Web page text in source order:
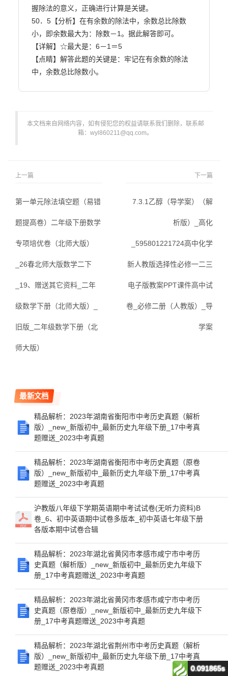
握除法的意义，正确进行计算是关键。
50．5【分析】在有余数的除法中，余数总比除数
小，即余数最大为：除数－1。据此解答即可。
【详解】☆最大是：6－1＝5
【点睛】解答此题的关键是：牢记在有余数的除法
中，余数总比除数小。
本文档来自网络内容，如有侵犯您的权益请联系我们删除，联系邮
箱：wyl860211@qq.com。
上一篇
第一单元除法填空题（易错
题提高卷）二年级下册数学
专项培优卷（北师大版）
_26春北师大版数学二下
_19、赠送其它资料_二年
级数学下册（北师大版）_
旧版_二年级数学下册（北
师大版）
下一篇
7.3.1乙醇（导学案）（解
析版）_高化
_595801221724高中化学
新人教版选择性必修一二三
电子版教案PPT课件高中试
卷_必修二册（人教版）_导
学案
最新文档
精品解析：2023年湖南省衡阳市中考历史真题（解析
版）_new_新版初中_最新历史九年级下册_17中考真
题赠送_2023中考真题
精品解析：2023年湖南省衡阳市中考历史真题（原卷
版）_new_新版初中_最新历史九年级下册_17中考真
题赠送_2023中考真题
沪教版八年级下学期英语期中考试试卷(无听力资料)B
卷_6、初中英语期中试卷多版本_初中英语七年级下册
各版本期中试卷合辑
精品解析：2023年湖北省黄冈市孝感市咸宁市中考历
史真题（解析版）_new_新版初中_最新历史九年级下
册_17中考真题赠送_2023中考真题
精品解析：2023年湖北省黄冈市孝感市咸宁市中考历
史真题（原卷版）_new_新版初中_最新历史九年级下
册_17中考真题赠送_2023中考真题
精品解析：2023年湖北省荆州市中考历史真题（解析
版）_new_新版初中_最新历史九年级下册_17中考真
题赠送_2023中考真题
0.091865s